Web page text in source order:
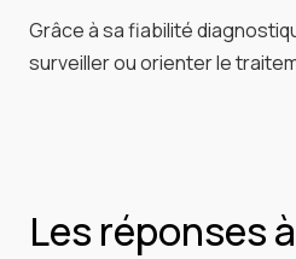
Grâce à sa fiabilité
surveiller ou orienter le
Les réponses